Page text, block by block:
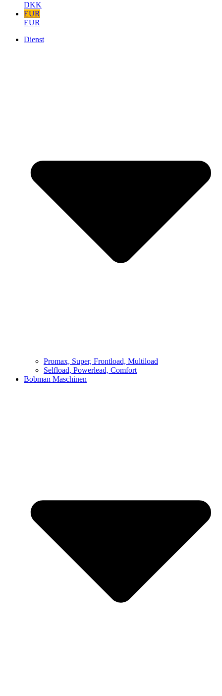
DKK
EUR
EUR
Dienst
Promax, Super, Frontload, Multiload
Selfload, Powerlead, Comfort
Bobman Maschinen